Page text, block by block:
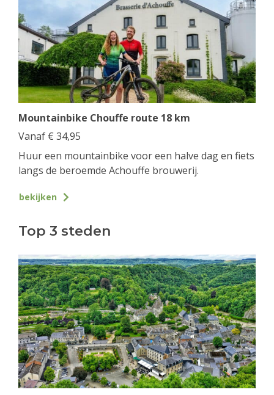
Mountainbike Chouffe route 18 km
Vanaf € 34,95
Huur een mountainbike voor een halve dag en fiets
langs de beroemde Achouffe brouwerij.
bekijken
Top 3 steden